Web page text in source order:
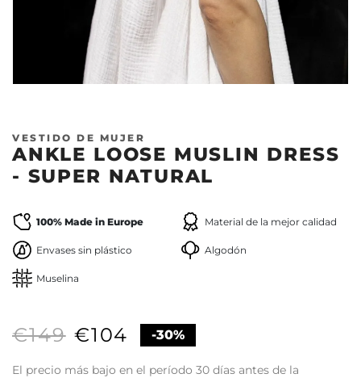
VESTIDO DE MUJER
ANKLE LOOSE MUSLIN DRESS
- SUPER NATURAL
100% Made in Europe Material de la mejor calidad
Envases sin plástico Algodón
Muselina
€149 €104 -30%
El precio más bajo en el período 30 días antes de la